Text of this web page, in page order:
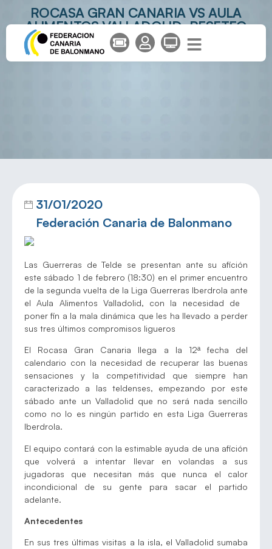
ROCASA GRAN CANARIA VS AULA
ALIMENTOS VALLADOLID: RESETEO
PARA ARRANCAR LA SEGUNDA VUELTA
31/01/2020
Federación Canaria de Balonmano
Las Guerreras de Telde se presentan ante su afición
este sábado 1 de febrero (18:30) en el primer encuentro
de la segunda vuelta de la Liga Guerreras Iberdrola ante
el Aula Alimentos Valladolid, con la necesidad de
poner fin a la mala dinámica que les ha llevado a perder
sus tres últimos compromisos ligueros
El Rocasa Gran Canaria llega a la 12ª fecha del
calendario con la necesidad de recuperar las buenas
sensaciones y la competitividad que siempre han
caracterizado a las teldenses, empezando por este
sábado ante un Valladolid que no será nada sencillo
como no lo es ningún partido en esta Liga Guerreras
Iberdrola.
El equipo contará con la estimable ayuda de una afición
que volverá a intentar llevar en volandas a sus
jugadoras que necesitan más que nunca el calor
incondicional de su gente para sacar el partido
adelante.
Antecedentes
En sus tres últimas visitas a la isla, el Valladolid sumaba